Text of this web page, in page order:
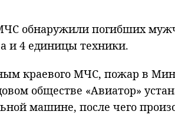
обнаружили погибших
и 4 единицы техники.
краевого МЧС, пожар в
обществе «Авиатор»
машине, после чего